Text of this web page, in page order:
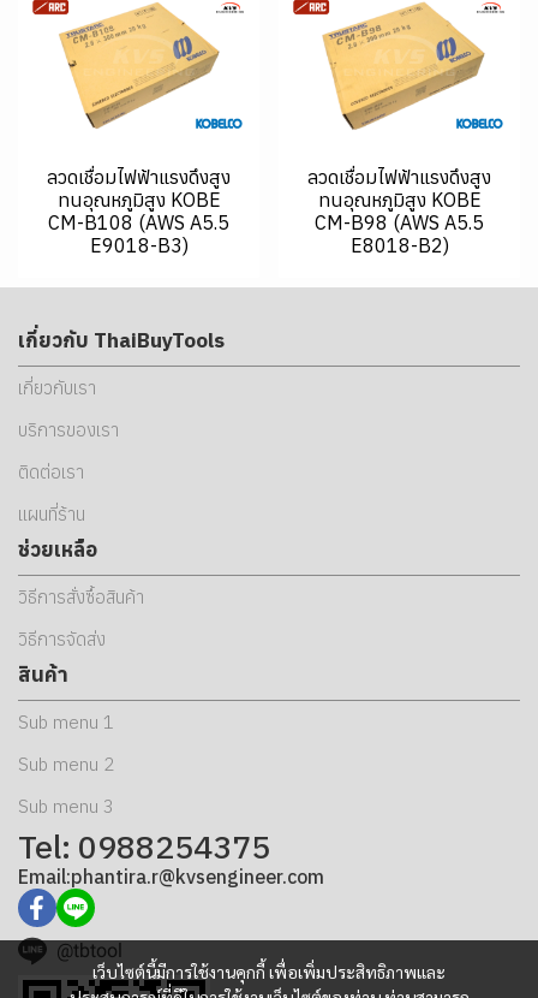
ลวดเชื่อมไฟฟ้าแรงดึงสูง
ทนอุณหภูมิสูง KOBE
CM-B108 (AWS A5.5
E9018-B3)
ลวดเชื่อมไฟฟ้าแรงดึงสูง
ทนอุณหภูมิสูง KOBE
CM-B98 (AWS A5.5
E8018-B2)
เว็บไซต์นี้มีการใช้งานคุกกี้ เพื่อเพิ่มประสิทธิภาพและ
เกี่ยวกับ ThaiBuyTools
เกี่ยวกับเรา
บริการของเรา
ติดต่อเรา
แผนที่ร้าน
ช่วยเหลือ
วิธีการสั่งซื้อสินค้า
วิธีการจัดส่ง
สินค้า
Sub menu 1
Sub menu 2
Sub menu 3
Tel: 0988254375
Email:phantira.r@kvsengineer.com
@tbtool